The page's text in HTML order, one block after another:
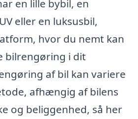
en lille bybil, en
eller en luksusbil,
hvor du nemt kan
bilrengøring i dit
af bil kan variere
afhængig af bilens
og beliggenhed, så her